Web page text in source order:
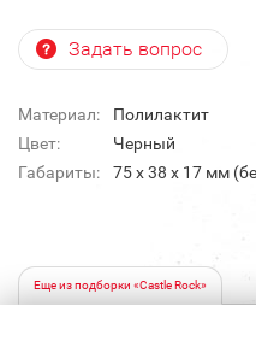
Задать вопрос
Материал:
Полилактит
Цвет:
Черный
Габариты:
75 х 38 х 17 мм
Еще из подборки «Castle Rock»